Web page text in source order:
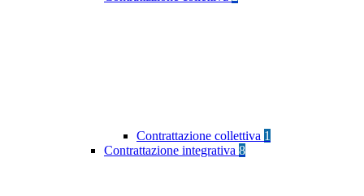
Contrattazione collettiva 1
Contrattazione integrativa 8